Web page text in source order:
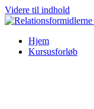
Videre til indhold
Hjem
Kursusforløb